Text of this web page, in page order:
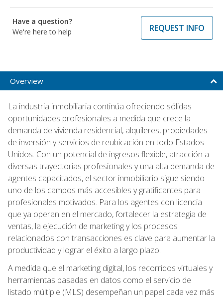
Have a question?
We're here to help
REQUEST INFO
Overview
La industria inmobiliaria continúa ofreciendo sólidas
oportunidades profesionales a medida que crece la
demanda de vivienda residencial, alquileres, propiedades
de inversión y servicios de reubicación en todo Estados
Unidos. Con un potencial de ingresos flexible, atracción a
diversas trayectorias profesionales y una alta demanda de
agentes capacitados, el sector inmobiliario sigue siendo
uno de los campos más accesibles y gratificantes para
profesionales motivados. Para los agentes con licencia
que ya operan en el mercado, fortalecer la estrategia de
ventas, la ejecución de marketing y los procesos
relacionados con transacciones es clave para aumentar la
productividad y lograr el éxito a largo plazo.
A medida que el marketing digital, los recorridos virtuales y
herramientas basadas en datos como el servicio de
listado múltiple (MLS) desempeñan un papel cada vez más